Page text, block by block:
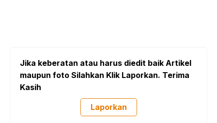
Jika keberatan atau harus diedit baik Artikel
maupun foto Silahkan Klik Laporkan. Terima
Kasih
Laporkan